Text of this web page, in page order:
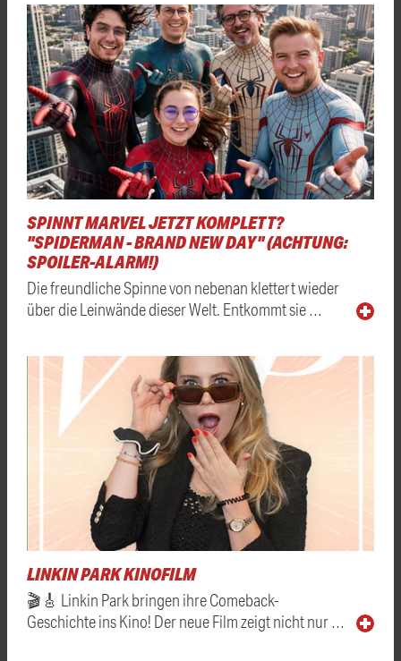
SPINNT MARVEL JETZT KOMPLETT?
"SPIDERMAN - BRAND NEW DAY" (ACHTUNG:
SPOILER-ALARM!)
Die freundliche Spinne von nebenan klettert wieder
über die Leinwände dieser Welt. Entkommt sie …
LINKIN PARK KINOFILM
🎬🎸 Linkin Park bringen ihre Comeback-
Geschichte ins Kino! Der neue Film zeigt nicht nur …